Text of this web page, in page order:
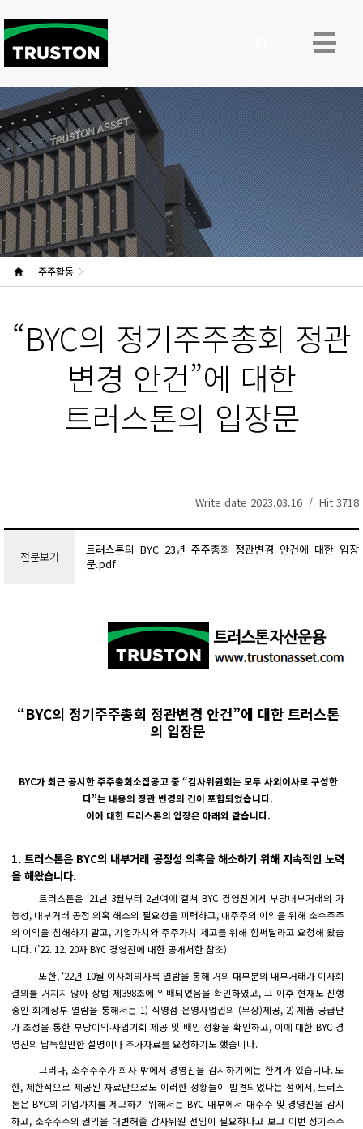
주주활동
“BYC의 정기주주총회 정관
변경 안건”에 대한
트러스톤의 입장문
Write date 2023.03.16 / Hit 3718
전문보기
트러스톤의 BYC 23년 주주총회 정관변경 안건에 대한 입장
문.pdf
“BYC의 정기주주총회 정관변경 안건”에 대한 트러스톤
의 입장문
BYC가 최근 공시한 주주총회소집공고 중 “감사위원회는 모두 사외이사로 구성한
다”는 내용의 정관 변경의 건이 포함되었습니다.
이에 대한 트러스톤의 입장은 아래와 같습니다.
1. 트러스톤은 BYC의 내부거래 공정성 의혹을 해소하기 위해 지속적인 노력
을 해왔습니다.
트러스톤은 ‘21년 3월부터 2년여에 걸쳐 BYC 경영진에게 부당내부거래의 가
능성, 내부거래 공정 의혹 해소의 필요성을 피력하고, 대주주의 이익을 위해 소수주주
의 이익을 침해하지 말고, 기업가치와 주주가치 제고를 위해 힘써달라고 요청해 왔습
니다. (’22. 12. 20자 BYC 경영진에 대한 공개서한 참조)
또한, ‘22년 10월 이사회의사록 열람을 통해 거의 대부분의 내부거래가 이사회
결의를 거치지 않아 상법 제398조에 위배되었음을 확인하였고, 그 이후 현재도 진행
중인 회계장부 열람을 통해서는 1) 직영점 운영사업권의 (무상)제공, 2) 제품 공급단
가 조정을 통한 부당이익∙사업기회 제공 및 배임 정황을 확인하고, 이에 대한 BYC 경
영진의 납득할만한 설명이나 추가자료를 요청하기도 했습니다.
그러나, 소수주주가 회사 밖에서 경영진을 감시하기에는 한계가 있습니다. 또
한, 제한적으로 제공된 자료만으로도 이러한 정황들이 발견되었다는 점에서, 트러스
톤은 BYC의 기업가치를 제고하기 위해서는 BYC 내부에서 대주주 및 경영진을 감시
하고, 소수주주의 권익을 대변해줄 감사위원 선임이 필요하다고 보고 이번 정기주주